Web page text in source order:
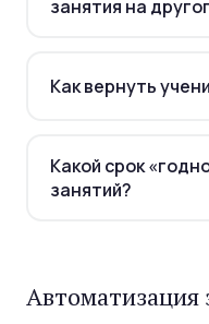
занятия на
разрешать
но не третьим
Как вернуть
окончания
занятия
Какой срок
занятий?
возвращаться и
Автоматизация